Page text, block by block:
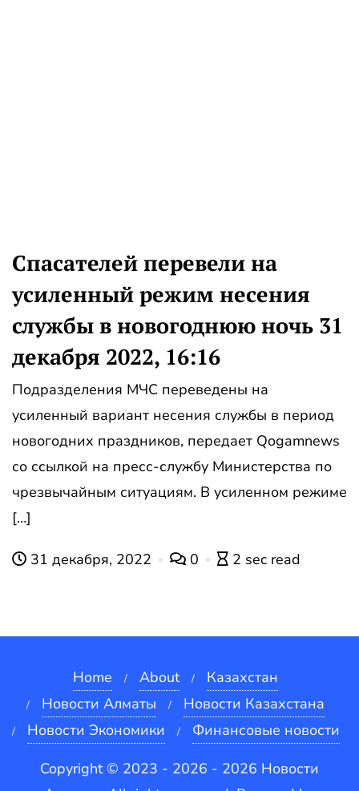
Спасателей перевели на
усиленный режим несения
службы в новогоднюю ночь 31
декабря 2022, 16:16
Подразделения МЧС переведены на
усиленный вариант несения службы в период
новогодних праздников, передает Qogamnews
со ссылкой на пресс-службу Министерства по
чрезвычайным ситуациям. В усиленном режиме
[…]
31 декабря, 2022 0 2 sec read
Home About
Казахстан
Новости Алматы
Новости Казахстана
Новости Экономики
Финансовые новости
Copyright © 2023 - 2026 - 2026 Новости